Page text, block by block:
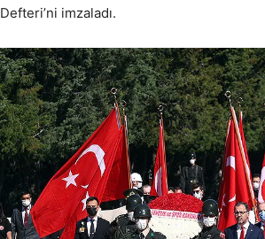
Defteri’ni imzaladı.